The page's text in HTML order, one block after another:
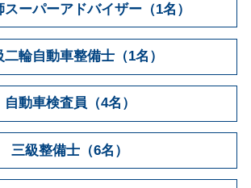
ーパーアドバイザー（1名）
二輪自動車整備士（1名）
自動車検査員（4名）
三級整備士（6名）